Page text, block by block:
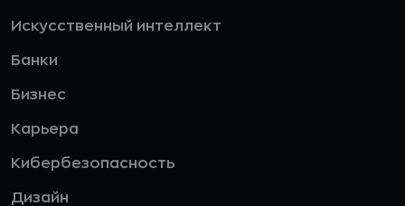
Искусственный интеллект
Банки
Бизнес
Карьера
Кибербезопасность
Дизайн